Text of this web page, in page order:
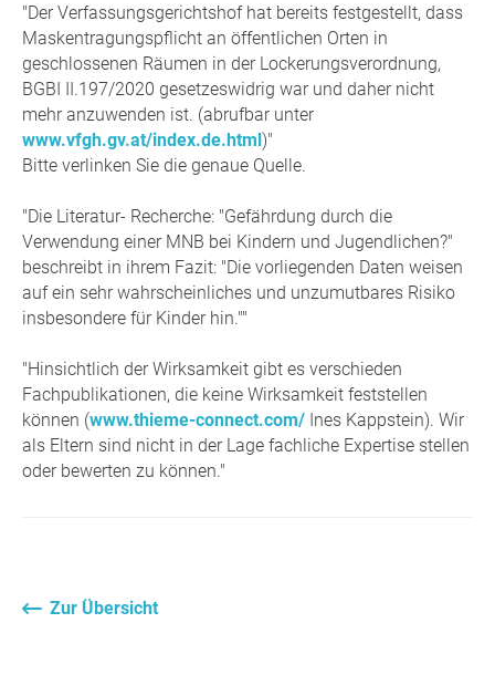
"Der Verfassungsgerichtshof hat bereits festgestellt, dass
Maskentragungspflicht an öffentlichen Orten in
geschlossenen Räumen in der Lockerungsverordnung,
BGBI II.197/2020 gesetzeswidrig war und daher nicht
mehr anzuwenden ist. (abrufbar unter
www.vfgh.gv.at/index.de.html)"
Bitte verlinken Sie die genaue Quelle.
"Die Literatur- Recherche: "Gefährdung durch die
Verwendung einer MNB bei Kindern und Jugendlichen?"
beschreibt in ihrem Fazit: "Die vorliegenden Daten weisen
auf ein sehr wahrscheinliches und unzumutbares Risiko
insbesondere für Kinder hin.""
"Hinsichtlich der Wirksamkeit gibt es verschieden
Fachpublikationen, die keine Wirksamkeit feststellen
können (www.thieme-connect.com/ Ines Kappstein). Wir
als Eltern sind nicht in der Lage fachliche Expertise stellen
oder bewerten zu können."
Zur Übersicht